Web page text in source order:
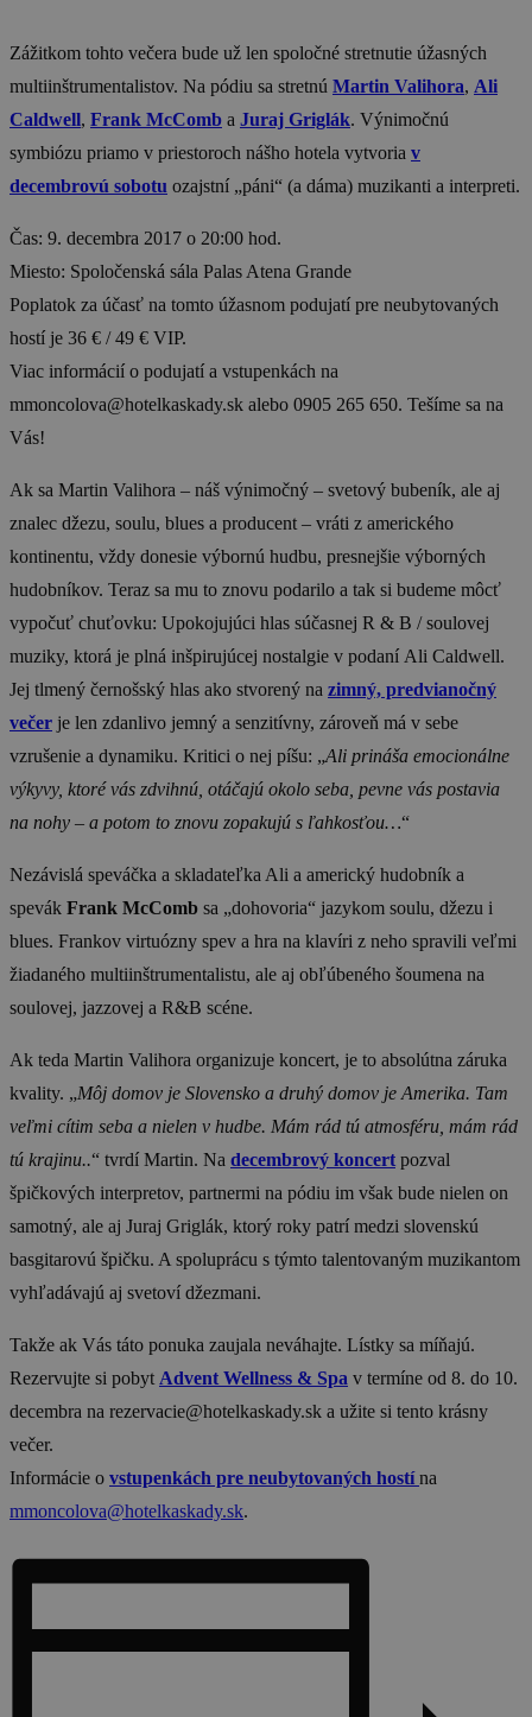
Zážitkom tohto večera bude už len spoločné stretnutie úžasných
multiinštrumentalistov. Na pódiu sa stretnú Martin Valihora, Ali
Caldwell, Frank McComb a Juraj Griglák. Výnimočnú
symbiózu priamo v priestoroch nášho hotela vytvoria v
decembrovú sobotu ozajstní „páni“ (a dáma) muzikanti a interpreti.
Čas: 9. decembra 2017 o 20:00 hod.
Miesto: Spoločenská sála Palas Atena Grande
Poplatok za účasť na tomto úžasnom podujatí pre neubytovaných
hostí je 36 € / 49 € VIP.
Viac informácií o podujatí a vstupenkách na
mmoncolova@hotelkaskady.sk alebo 0905 265 650. Tešíme sa na
Vás!
Ak sa Martin Valihora – náš výnimočný – svetový bubeník, ale aj
znalec džezu, soulu, blues a producent – vráti z amerického
kontinentu, vždy donesie výbornú hudbu, presnejšie výborných
hudobníkov. Teraz sa mu to znovu podarilo a tak si budeme môcť
vypočuť chuťovku: Upokojujúci hlas súčasnej R & B / soulovej
muziky, ktorá je plná inšpirujúcej nostalgie v podaní Ali Caldwell.
Jej tlmený černošský hlas ako stvorený na zimný, predvianočný
večer je len zdanlivo jemný a senzitívny, zároveň má v sebe
vzrušenie a dynamiku. Kritici o nej píšu: „Ali prináša emocionálne
výkyvy, ktoré vás zdvihnú, otáčajú okolo seba, pevne vás postavia
na nohy – a potom to znovu zopakujú s ľahkosťou…“
Nezávislá speváčka a skladateľka Ali a americký hudobník a
spevák Frank McComb sa „dohovoria“ jazykom soulu, džezu i
blues. Frankov virtuózny spev a hra na klavíri z neho spravili veľmi
žiadaného multiinštrumen­talistu, ale aj obľúbeného šoumena na
soulovej, jazzovej a R&B scéne.
Ak teda Martin Valihora organizuje koncert, je to absolútna záruka
kvality. „Môj domov je Slovensko a druhý domov je Amerika. Tam
veľmi cítim seba a nielen v hudbe. Mám rád tú atmosféru, mám rád
tú krajinu..“ tvrdí Martin. Na decembrový koncert pozval
špičkových interpretov, partnermi na pódiu im však bude nielen on
samotný, ale aj Juraj Griglák, ktorý roky patrí medzi slovenskú
basgitarovú špičku. A spoluprácu s týmto talentovaným muzikantom
vyhľadávajú aj svetoví džezmani.
Takže ak Vás táto ponuka zaujala neváhajte. Lístky sa míňajú.
Rezervujte si pobyt Advent Wellness & Spa v termíne od 8. do 10.
decembra na rezervacie@hotelkaskady.sk a užite si tento krásny
večer.
Informácie o vstupenkách pre neubytovaných hostí na
mmoncolova@hotelkaskady.sk.